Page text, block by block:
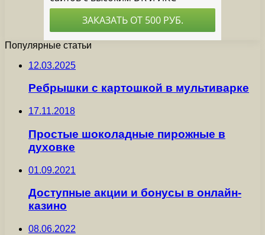
Популярные статьи
12.03.2025
Ребрышки с картошкой в мультиварке
17.11.2018
Простые шоколадные пирожные в
духовке
01.09.2021
Доступные акции и бонусы в онлайн-
казино
08.06.2022